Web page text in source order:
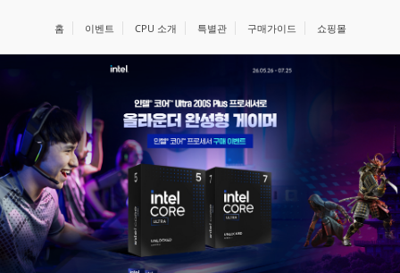
홈 이벤트 CPU 소개 특별관 구매가이드 쇼핑몰